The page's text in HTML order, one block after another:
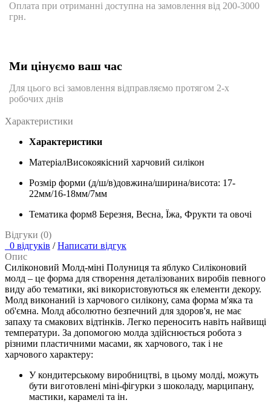
Оплата при отриманні доступна на замовлення від 200-3000
грн.
Ми цінуємо ваш час
Для цього всі замовлення відправляємо протягом 2-х
робочих днів
Характеристики
Характеристики
МатеріалВисокоякісний харчовий силікон
Розмір форми (д/ш/в)довжина/ширина/висота: 17-
22мм/16-18мм/7мм
Тематика форм8 Березня, Весна, Їжа, Фрукти та овочі
Відгуки (0)
0 відгуків / Написати відгук
Опис
Силіконовий Молд-міні Полуниця та яблуко Силіконовий
молд – це форма для створення деталізованих виробів певного
виду або тематики, які використовуються як елементи декору.
Молд виконаний із харчового силікону, сама форма м'яка та
об'ємна. Молд абсолютно безпечний для здоров'я, не має
запаху та смакових відтінків. Легко переносить навіть найвищі
температури. За допомогою молда здійснюється робота з
різними пластичними масами, як харчового, так і не
харчового характеру:
У кондитерському виробництві, в цьому молді, можуть
бути виготовлені міні-фігурки з шоколаду, марципану,
мастики, карамелі та ін.